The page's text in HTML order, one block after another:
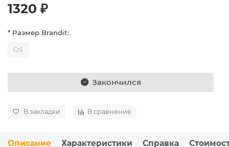
1320 ₽
* Размер Brandit:
OS
Закончился
В закладки В сравнение
Описание Характеристики Справка